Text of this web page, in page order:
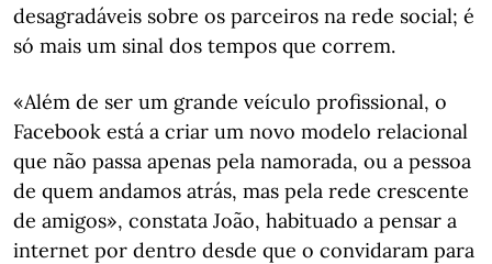
desagradáveis sobre os parceiros na rede social; é
só mais um sinal dos tempos que correm.
«Além de ser um grande veículo profissional, o
Facebook está a criar um novo modelo relacional
que não passa apenas pela namorada, ou a pessoa
de quem andamos atrás, mas pela rede crescente
de amigos», constata João, habituado a pensar a
internet por dentro desde que o convidaram para